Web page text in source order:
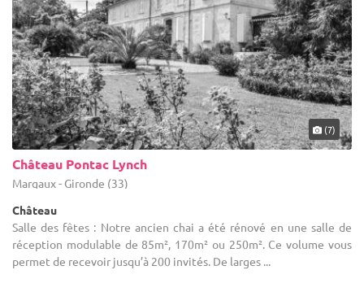
(7)
Château Pontac Lynch
Margaux - Gironde (33)
Château
Salle des fêtes : Notre ancien chai a été rénové en une salle de
réception modulable de 85m², 170m² ou 250m². Ce volume vous
permet de recevoir jusqu’à 200 invités. De larges ...